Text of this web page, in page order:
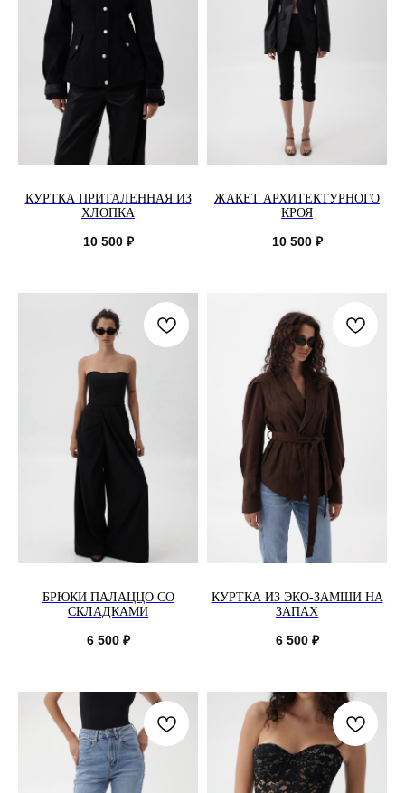
КУРТКА ПРИТАЛЕННАЯ ИЗ
ХЛОПКА
10 500 ₽
ЖАКЕТ АРХИТЕКТУРНОГО
КРОЯ
10 500 ₽
БРЮКИ ПАЛАЦЦО СО
СКЛАДКАМИ
6 500 ₽
КУРТКА ИЗ ЭКО-ЗАМШИ НА
ЗАПАХ
6 500 ₽